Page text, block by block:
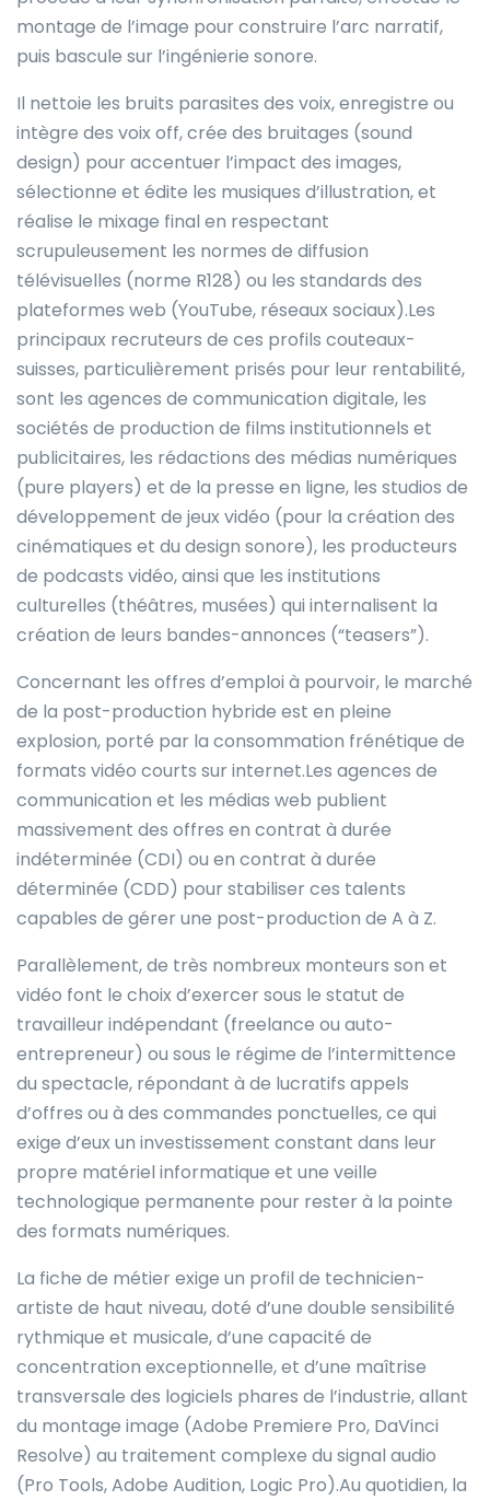
montage de l’image pour construire l’arc narratif,
puis bascule sur l’ingénierie sonore.
Il nettoie les bruits parasites des voix, enregistre ou
intègre des voix off, crée des bruitages (sound
design) pour accentuer l’impact des images,
sélectionne et édite les musiques d’illustration, et
réalise le mixage final en respectant
scrupuleusement les normes de diffusion
télévisuelles (norme R128) ou les standards des
plateformes web (YouTube, réseaux sociaux).Les
principaux recruteurs de ces profils couteaux-
suisses, particulièrement prisés pour leur rentabilité,
sont les agences de communication digitale, les
sociétés de production de films institutionnels et
publicitaires, les rédactions des médias numériques
(pure players) et de la presse en ligne, les studios de
développement de jeux vidéo (pour la création des
cinématiques et du design sonore), les producteurs
de podcasts vidéo, ainsi que les institutions
culturelles (théâtres, musées) qui internalisent la
création de leurs bandes-annonces (“teasers”).
Concernant les offres d’emploi à pourvoir, le marché
de la post-production hybride est en pleine
explosion, porté par la consommation frénétique de
formats vidéo courts sur internet.Les agences de
communication et les médias web publient
massivement des offres en contrat à durée
indéterminée (CDI) ou en contrat à durée
déterminée (CDD) pour stabiliser ces talents
capables de gérer une post-production de A à Z.
Parallèlement, de très nombreux monteurs son et
vidéo font le choix d’exercer sous le statut de
travailleur indépendant (freelance ou auto-
entrepreneur) ou sous le régime de l’intermittence
du spectacle, répondant à de lucratifs appels
d’offres ou à des commandes ponctuelles, ce qui
exige d’eux un investissement constant dans leur
propre matériel informatique et une veille
technologique permanente pour rester à la pointe
des formats numériques.
La fiche de métier exige un profil de technicien-
artiste de haut niveau, doté d’une double sensibilité
rythmique et musicale, d’une capacité de
concentration exceptionnelle, et d’une maîtrise
transversale des logiciels phares de l’industrie, allant
du montage image (Adobe Premiere Pro, DaVinci
Resolve) au traitement complexe du signal audio
(Pro Tools, Adobe Audition, Logic Pro).Au quotidien, la